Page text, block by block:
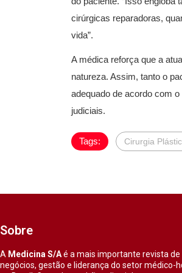
cirúrgicas reparadoras,
vida”.
A médica reforça que a
natureza. Assim, tanto o
adequado de acordo com
judiciais.
Tags: Cirurgia
Sobre
A Medicina S/Aé a mais importante revista de
negócios, gestão e liderança do setor médico-